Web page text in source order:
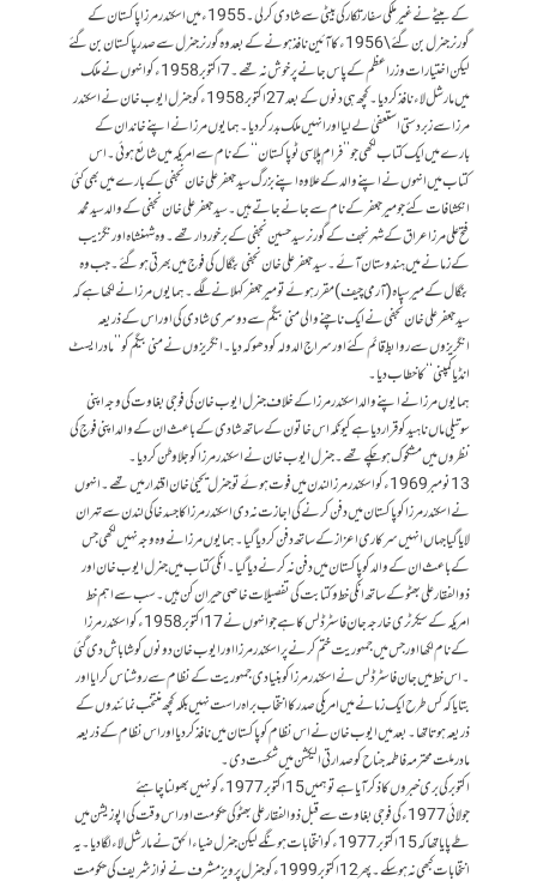
کے بیٹے نے غیر ملکی سفارتکار کی بیٹی سے شادی کر لی ۔ 1955ء میں اسکندر مرزا پاکستان کے
گورنر جنرل بن گئے \1956ء کا آئین نافذ ہونے کے بعد وہ گورنر جنرل سے صدر پاکستان بن گئے
لیکن اختیارات وزر اعظم کے پاس جانے پر خوش نہ تھے ۔ 7اکتوبر 1958ء کو انہوں نے ملک
میں مارشل لاء نافذ کر دیا ۔ کچھ ہی دنوں کے بعد 27اکتوبر 1958ء کو جنرل ایوب خان نے اسکندر
مرزا سے زبردستی استعفیٰ لے لیا اور انہیں ملک بدر کر دیا ۔ ہمایوں مرزا نے اپنے خاندان کے
بارے میں ایک کتاب لکھی جو ’’فرام پلاسی ٹو پاکستان‘‘ کے نام سے امریکہ میں شائع ہوئی ۔ اس
کتاب میں انہوں نے اپنے والد کے علاوہ اپنے بزرگ سید جعفر علی خان نجفی کے بارے میں بھی کئی
انکشافات کئے جو میر جعفر کے نام سے جانے جاتے ہیں ۔ سید جعفر علی خان نجفی کے والد سید محمد
فتح علی مرزا عراق کے شہر نجف کے گورنر سید حسین نجفی کے برخوردار تھے ۔وہ شہنشاہ اورنگزیب
کے زمانے میں ہندوستان آئے ۔ سید جعفر علی خان نجفی بنگال کی فوج میں بھرتی ہو گئے ۔ جب وہ
بنگال کے میر سپاہ ( آرمی چیف ) مقرر ہوئے تو میر جعفر کہلانے لگے ۔ ہمایوں مرزا نے لکھا ہے کہ
سید جعفر علی خان نجفی نے ایک ناچنے و الی منی بیگم سے دوسری شادی کی اور اس کے ذریعہ
انگریزوں سے روابط قائم کئے اور سراج الدولہ کو دھوکہ دیا ۔ انگریزوں نے منی بیگم کو ’’مادر ایسٹ
انڈیا کمپنی ‘‘ کا خطاب دیا ۔
ہمایوں مرزا نے اپنے والد اسکندر مرزا کے خلاف جنرل ایوب خان کی فوجی بغاوت کی وجہ اپنی
سوتیلی ماں ناہید کو قرار دیا ہے کیونکہ اس خاتون کے ساتھ شادی کے باعث ان کے والد اپنی فوج کی
نظروں میں مشکوک ہو چکے تھے ۔ جنرل ایوب خان نے اسکندر مرزا کو جلاوطن کر دیا ۔
13نومبر 1969ء کو اسکندر مرزا لندن میں فوت ہوئے تو جنرل یحییٰ خان اقتدار میں تھے ۔ انہوں
نے اسکندر مرزا کو پاکستان میں دفن کرنے کی اجازت نہ دی اسکندر مرزا کا جسد خاکی لندن سے تہران
لایا گیا جہاں انہیں سرکاری اعزاز کے ساتھ دفن کر دیا گیا۔ ہمایوں مرزا نے وہ وجہ نہیں لکھی جس
کے باعث ان کے والد کو پاکستان میں دفن نہ کرنے دیا گیا۔ انکی کتاب میں جنرل ایوب خان اور
ذوالفقار علی بھٹو کے ساتھ انکی خط وکتابت کی تفصیلات خاصی حیران کن ہیں۔ سب سے اہم خط
امریکہ کے سیکرٹری خارجہ جان فاسٹر ڈلس کا ہے جو انہوں نے 17اکتوبر 1958ء کو اسکندر مرزا
کے نام لکھا اور جس میں جمہوریت ختم کرنے پر اسکندر مرزا اور ایوب خان دونوں کو شاباش دی گئی
۔اس خط میں جان فاسٹر ڈلس نے اسکندر مرزا کو بنیادی جمہوریت کے نظام سے روشناس کرایا اور
بتایا کہ کس طرح ایک زمانے میں امریکی صدر کا انتخاب براہ راست نہیں بلکہ کچھ منتخب نمائندوں کے
ذریعہ ہوتا تھا ۔ بعد میں ایوب خان نے اس نظام کو پاکستان میں نافذ کر دیا اور اس نظام کے ذریعہ
مادر ملت محترمہ فاطمہ جناح کو صدارتی الیکشن میں شکست دی ۔
اکتوبر کی بری خبروں کا ذکر آیا ہے تو ہمیں 15اکتوبر 1977ء کو نہیں بھولنا چاہئے
جولائی 1977ء کی فوجی بغاوت سے قبل ذوالفقار علی بھٹو کی حکومت اور اس وقت کی اپوزیشن میں
طے پایا تھا کہ 15اکتوبر 1977ء کو انتخابات ہونگے لیکن جنرل ضیاء الحق نے مارشل لاء لگا دیا ۔ یہ
انتخابات کبھی نہ ہو سکے۔ پھر 12اکتوبر 1999ء کو جنرل پرویز مشرف نے نواز شریف کی حکومت